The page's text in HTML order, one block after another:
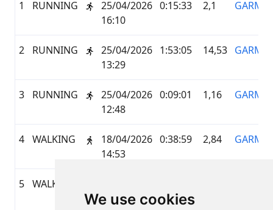
We use cookies
1 RUNNING
25/04/2026
16:10
0:15:33 2,1 GARMIN
2 RUNNING
25/04/2026
13:29
1:53:05 14,53 GARMIN
3 RUNNING
25/04/2026
12:48
0:09:01 1,16 GARMIN
4 WALKING
18/04/2026
14:53
0:38:59 2,84 GARMIN
5 WALKING
10:38